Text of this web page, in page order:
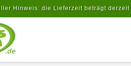
Hinweis: die Lieferzeit beträgt derzeit
.de